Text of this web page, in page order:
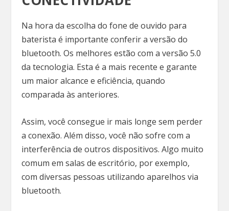
Na hora da escolha do fone de ouvido para
baterista é importante conferir a versão do
bluetooth. Os melhores estão com a versão 5.0
da tecnologia. Esta é a mais recente e garante
um maior alcance e eficiência, quando
comparada às anteriores.
Assim, você consegue ir mais longe sem perder
a conexão. Além disso, você não sofre com a
interferência de outros dispositivos. Algo muito
comum em salas de escritório, por exemplo,
com diversas pessoas utilizando aparelhos via
bluetooth.